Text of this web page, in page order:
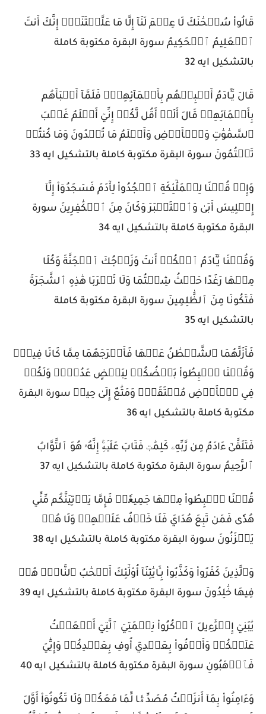
قَالُواْ سُبۡحَٰنَكَ لَا عِلۡمَ لَنَآ إِلَّا مَا عَلَّمۡتَنَآۖ إِنَّكَ أَنتَ
ٱلۡعَلِيمُ ٱلۡحَكِيمُ سورة البقرة مكتوبة كاملة
بالتشكيل ايه 32
قَالَ يَٰٓـَٔادَمُ أَنۢبِئۡهُم بِأَسۡمَآئِهِمۡۖ فَلَمَّآ أَنۢبَأَهُم
بِأَسۡمَآئِهِمۡ قَالَ أَلَمۡ أَقُل لَّكُمۡ إِنِّيٓ أَعۡلَمُ غَيۡبَ
ٱلسَّمَٰوَٰتِ وَٱلۡأَرۡضِ وَأَعۡلَمُ مَا تُبۡدُونَ وَمَا كُنتُمۡ
تَكۡتُمُونَ سورة البقرة مكتوبة كاملة بالتشكيل ايه 33
وَإِذۡ قُلۡنَا لِلۡمَلَٰٓئِكَةِ ٱسۡجُدُواْ لِأٓدَمَ فَسَجَدُوٓاْ إِلَّآ
إِبۡلِيسَ أَبَىٰ وَٱسۡتَكۡبَرَ وَكَانَ مِنَ ٱلۡكَٰفِرِينَ سورة
البقرة مكتوبة كاملة بالتشكيل ايه 34
وَقُلۡنَا يَٰٓـَٔادَمُ ٱسۡكُنۡ أَنتَ وَزَوۡجُكَ ٱلۡجَنَّةَ وَكُلَا
مِنۡهَا رَغَدًا حَيۡثُ شِئۡتُمَا وَلَا تَقۡرَبَا هَٰذِهِ ٱلشَّجَرَةَ
فَتَكُونَا مِنَ ٱلظَّٰلِمِينَ سورة البقرة مكتوبة كاملة
بالتشكيل ايه 35
فَأَزَلَّهُمَا ٱلشَّيۡطَٰنُ عَنۡهَا فَأَخۡرَجَهُمَا مِمَّا كَانَا فِيهِۖ
وَقُلۡنَا ٱهۡبِطُواْ بَعۡضُكُمۡ لِبَعۡضٍ عَدُوّٞۖ وَلَكُمۡ
فِي ٱلۡأَرۡضِ مُسۡتَقَرّٞ وَمَتَٰعٌ إِلَىٰ حِينٖ سورة البقرة
مكتوبة كاملة بالتشكيل ايه 36
فَتَلَقَّىٰٓ ءَادَمُ مِن رَّبِّهِۦ كَلِمَٰتٖ فَتَابَ عَلَيۡهِۚ إِنَّهُۥ هُوَ ٱلتَّوَّابُ
ٱلرَّحِيمُ سورة البقرة مكتوبة كاملة بالتشكيل ايه 37
قُلۡنَا ٱهۡبِطُواْ مِنۡهَا جَمِيعٗاۖ فَإِمَّا يَأۡتِيَنَّكُم مِّنِّي
هُدٗى فَمَن تَبِعَ هُدَايَ فَلَا خَوۡفٌ عَلَيۡهِمۡ وَلَا هُمۡ
يَحۡزَنُونَ سورة البقرة مكتوبة كاملة بالتشكيل ايه 38
وَٱلَّذِينَ كَفَرُواْ وَكَذَّبُواْ بِـَٔايَٰتِنَآ أُوْلَٰٓئِكَ أَصۡحَٰبُ ٱلنَّارِۖ هُمۡ
فِيهَا خَٰلِدُونَ سورة البقرة مكتوبة كاملة بالتشكيل ايه 39
يَٰبَنِيٓ إِسۡرَٰٓءِيلَ ٱذۡكُرُواْ نِعۡمَتِيَ ٱلَّتِيٓ أَنۡعَمۡتُ
عَلَيۡكُمۡ وَأَوۡفُواْ بِعَهۡدِيٓ أُوفِ بِعَهۡدِكُمۡ وَإِيَّٰيَ
فَٱرۡهَبُونِ سورة البقرة مكتوبة كاملة بالتشكيل ايه 40
وَءَامِنُواْ بِمَآ أَنزَلۡتُ مُصَدِّقٗا لِّمَا مَعَكُمۡ وَلَا تَكُونُوٓاْ أَوَّلَ